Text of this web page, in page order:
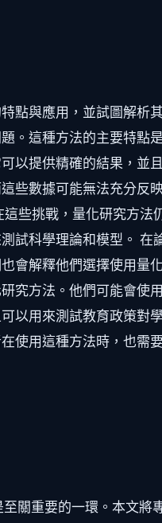
與應用，並試圖解析
這種方法的主要特點
提供精確的結果，並
些數據可能無法充分
些挑戰，量化研究方
試科學理論和模型。
解釋他們選擇使用量
究方法。他們可能會
用來測試教育政策對
使用這種方法時，也
關重要的一環。本文